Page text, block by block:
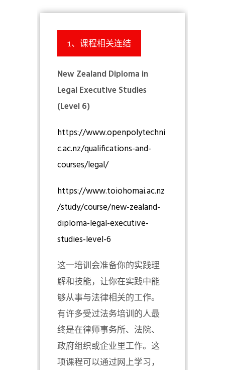
1、课程相关连结
New Zealand Diploma in
Legal Executive Studies
(Level 6)
https://www.openpolytechni
c.ac.nz/qualifications-and-
courses/legal/
https://www.toiohomai.ac.nz
/study/course/new-zealand-
diploma-legal-executive-
studies-level-6
这一培训会准备你的实践理
解和技能，让你在实践中能
够从事与法律相关的工作。
有许多受过法务培训的人最
终是在律师事务所、法院、
政府组织或企业里工作。这
项课程可以通过网上学习，